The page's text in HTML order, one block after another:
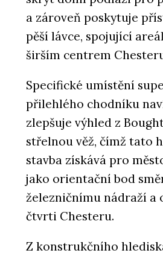
a zároveň poskytuje
pěší lávce, spojující
širším centrem
Specifické umístění
přilehlého chodníku
zlepšuje výhled z
střelnou věž, čímž tato
stavba získává pro
jako orientační bod
železničnímu nádraží a
čtvrti Chesteru.
Z konstrukčního